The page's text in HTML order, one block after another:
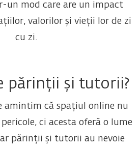
un mod care are un impact
valorilor și vieții lor de zi
cu zi.
părinții și tutorii?
amintim că spațiul online nu
ci acesta oferă o lume
părinții și tutorii au nevoie